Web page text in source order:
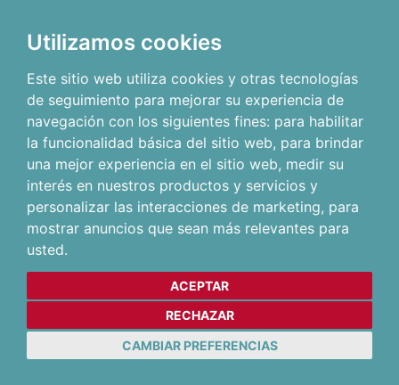
Utilizamos cookies
Este sitio web utiliza cookies y otras tecnologías
de seguimiento para mejorar su experiencia de
navegación con los siguientes fines: para habilitar
la funcionalidad básica del sitio web, para brindar
una mejor experiencia en el sitio web, medir su
interés en nuestros productos y servicios y
personalizar las interacciones de marketing, para
mostrar anuncios que sean más relevantes para
usted.
ACEPTAR
RECHAZAR
CAMBIAR PREFERENCIAS